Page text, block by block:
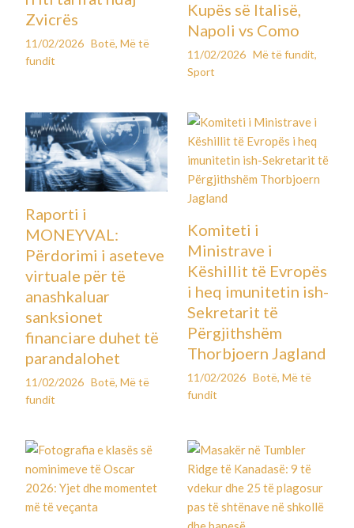
Zvicrës
11/02/2026 Botë,Më të
fundit
Kupës së Italisë,
Napoli vs Como
11/02/2026 Më të fundit,
Sport
Raporti i
MONEYVAL:
Përdorimi i aseteve
virtuale për të
anashkaluar
sanksionet
financiare duhet të
parandalohet
11/02/2026 Botë,Më të
fundit
Komiteti i
Ministrave i
Këshillit të Evropës
i heq imunitetin ish-
Sekretarit të
Përgjithshëm
Thorbjoern Jagland
11/02/2026 Botë, Më të
fundit